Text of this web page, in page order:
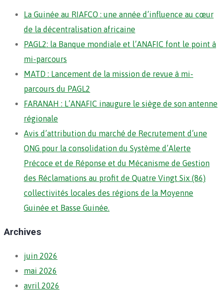
La Guinée au RIAFCO : une année d’influence au cœur
de la décentralisation africaine
PAGL2: la Banque mondiale et l’ANAFIC font le point à
mi-parcours
MATD : Lancement de la mission de revue à mi-
parcours du PAGL2
FARANAH : L’ANAFIC inaugure le siège de son antenne
régionale
Avis d’attribution du marché de Recrutement d’une
ONG pour la consolidation du Système d’Alerte
Précoce et de Réponse et du Mécanisme de Gestion
des Réclamations au profit de Quatre Vingt Six (86)
collectivités locales des régions de la Moyenne
Guinée et Basse Guinée.
Archives
juin 2026
mai 2026
avril 2026